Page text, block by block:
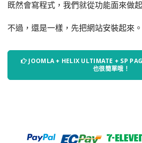
既然會寫程式，我們就從功能面來做起
不過，還是一樣，先把網站安裝起來。
JOOMLA + HELIX ULTIMATE + SP
也很簡單哦！